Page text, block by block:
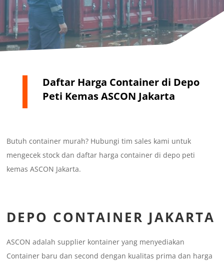
Daftar Harga Container di Depo
Peti Kemas ASCON Jakarta
Butuh container murah? Hubungi tim sales kami untuk
mengecek stock dan daftar harga container di depo peti
kemas ASCON Jakarta.
DEPO CONTAINER JAKARTA
ASCON adalah supplier kontainer yang menyediakan
Container baru dan second dengan kualitas prima dan harga